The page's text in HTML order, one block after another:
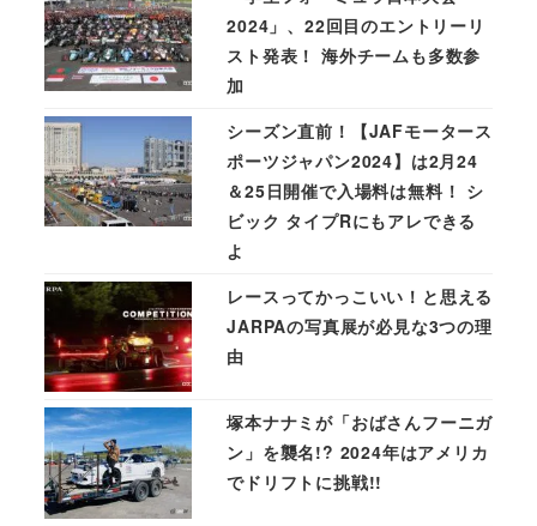
2024」、22回目のエントリーリ
スト発表！ 海外チームも多数参
加
シーズン直前！【JAFモータース
ポーツジャパン2024】は2月24
＆25日開催で入場料は無料！ シ
ビック タイプRにもアレできる
よ
レースってかっこいい！と思える
JARPAの写真展が必見な3つの理
由
塚本ナナミが「おばさんフーニガ
ン」を襲名!? 2024年はアメリカ
でドリフトに挑戦!!